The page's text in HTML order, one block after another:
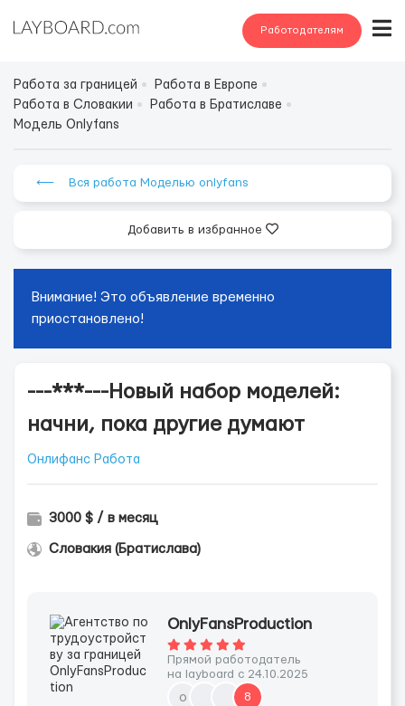
Работодателям
Работа за границей
Работа в Европе
Работа в Словакии
Работа в Братиславе
Модель Onlyfans
⟵ Вся работа Моделью onlyfans
Добавить в избранное
Внимание! Это объявление временно
приостановлено!
---***---Новый набор моделей:
начни, пока другие думают
Онлифанс Работа
3000 $ / в месяц
Словакия (Братислава)
OnlyFansProduction
Прямой работодатель
на layboard с 24.10.2025
o 8